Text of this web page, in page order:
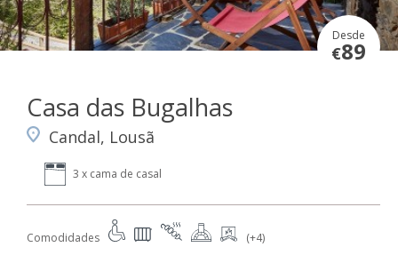
Desde
€89
Casa das Bugalhas
Candal, Lousã
3 x cama de casal
Comodidades (+4)